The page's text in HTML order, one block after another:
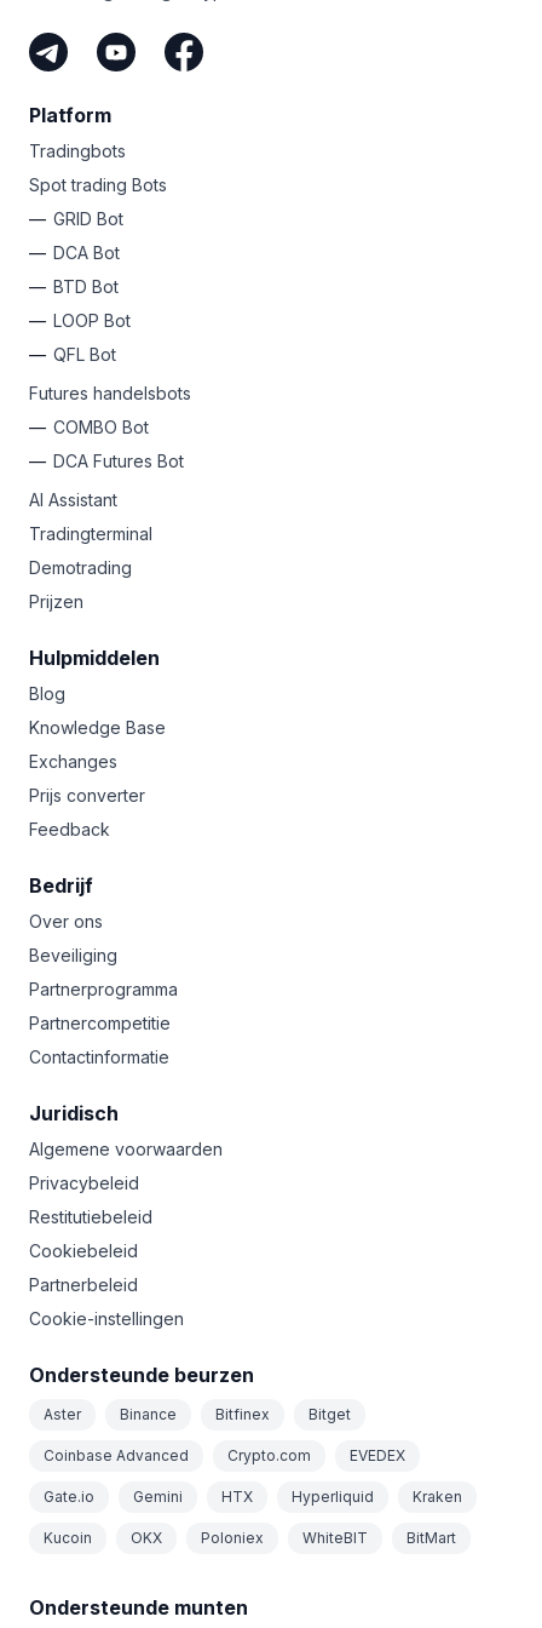
Platform
Tradingbots
Spot trading Bots
GRID Bot
DCA Bot
BTD Bot
LOOP Bot
QFL Bot
Futures handelsbots
COMBO Bot
DCA Futures Bot
AI Assistant
Tradingterminal
Demotrading
Prijzen
Hulpmiddelen
Blog
Knowledge Base
Exchanges
Prijs converter
Feedback
Bedrijf
Over ons
Beveiliging
Partnerprogramma
Partnercompetitie
Contactinformatie
Juridisch
Algemene voorwaarden
Privacybeleid
Restitutiebeleid
Cookiebeleid
Partnerbeleid
Cookie-instellingen
Ondersteunde beurzen
Aster Binance Bitfinex Bitget
Coinbase Advanced Crypto.com EVEDEX
Gate.io Gemini HTX Hyperliquid Kraken
Kucoin OKX Poloniex WhiteBIT BitMart
Ondersteunde munten